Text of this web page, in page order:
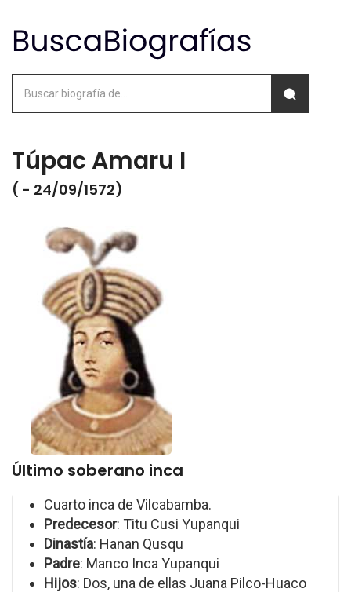
Túpac Amaru I
( - 24/09/1572)
Último soberano inca
Cuarto inca de Vilcabamba.
Predecesor: Titu Cusi Yupanqui
Dinastía: Hanan Qusqu
Padre: Manco Inca Yupanqui
Hijos: Dos, una de ellas Juana Pilco-Huaco